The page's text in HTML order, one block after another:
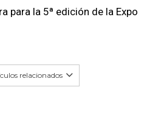
para la 5ª edición de la Expo
relacionados